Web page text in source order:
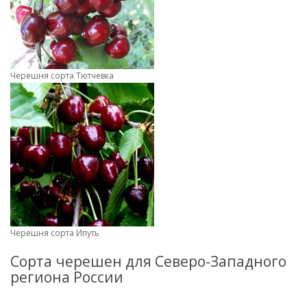
Черешня сорта Тютчевка
Черешня сорта Ипуть
Сорта черешен для Северо-Западного
региона России